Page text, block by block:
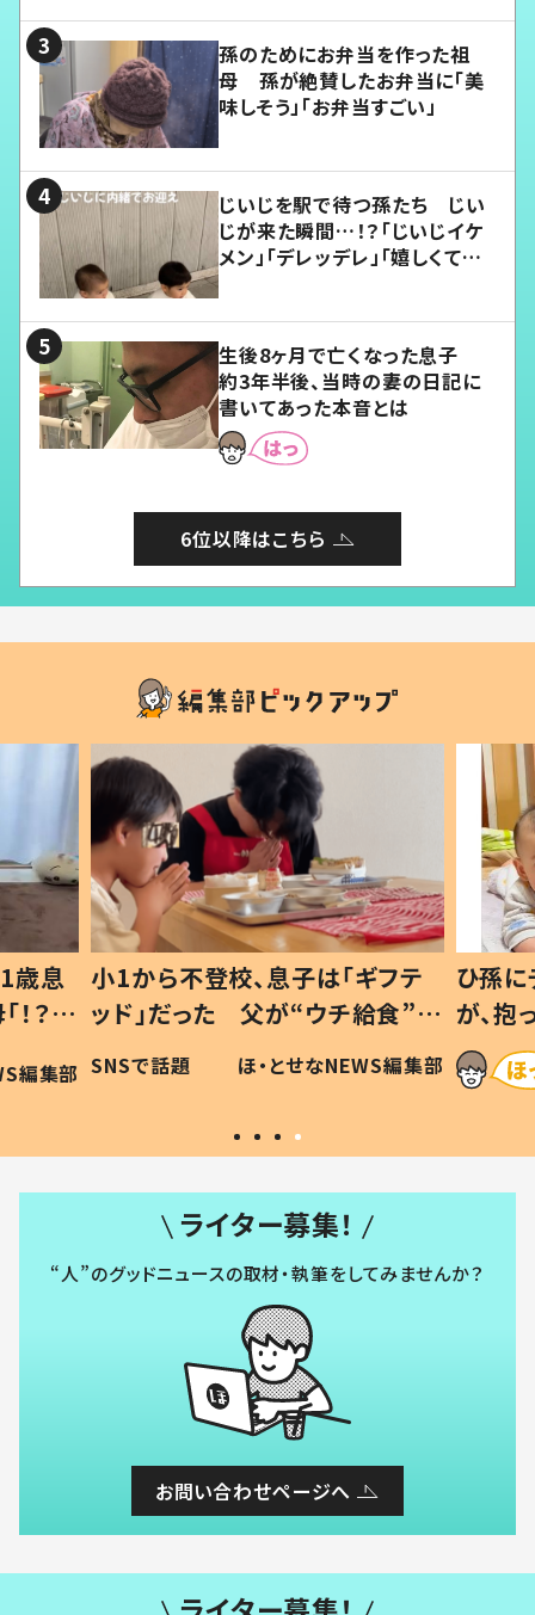
孫のためにお弁当を作った祖
母 孫が絶賛したお弁当に「美
味しそう」「お弁当すごい」
じいじを駅で待つ孫たち じい
じが来た瞬間…！？「じいじイケ
メン」「デレッデレ」「嬉しくて可
生後8ヶ月で亡くなった息子
約3年半後、当時の妻の日記に
書いてあった本音とは
6位以降はこちら
フテ
食”を
編集部
ひ孫にデレデレな80歳じいじ
が、抱っこすると…ひ孫の反応に
「涙が出ました」「可愛くて仕方な
い」
ほ・とせなNEWS編集部
ライター募集！
“人”のグッドニュースの取材・執筆をしてみませんか？
お問い合わせページへ